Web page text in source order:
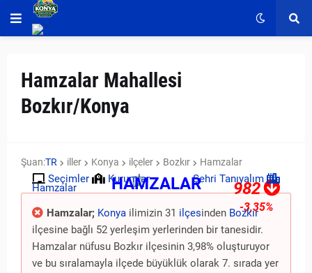
Hamzalar Mahallesi
Bozkır/Konya
Şuan:TR iller Konya ilçeler Bozkır Hamzalar
Seçimler Kurumlar
Hamzalar 982
-3,35%
Şehri Tanıyalım
HAMZALAR
Hamzalar; Konya ilimizin 31 ilçesinden Bozkır
ilçesine bağlı 52 yerleşim yerlerinden bir tanesidir.
Hamzalar nüfusu Bozkır ilçesinin 3,98% oluşturuyor
ve bu sıralamayla ilçede büyüklük olarak 7. sırada yer